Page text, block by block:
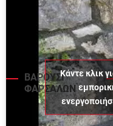
ΒΑΡΟΥΣΙ
ΦΑΡΣΑΛΩΝ
Κάντε κλικ